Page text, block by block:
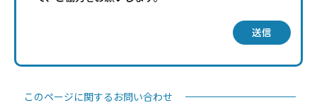
送信
このページに関するお問い合わせ